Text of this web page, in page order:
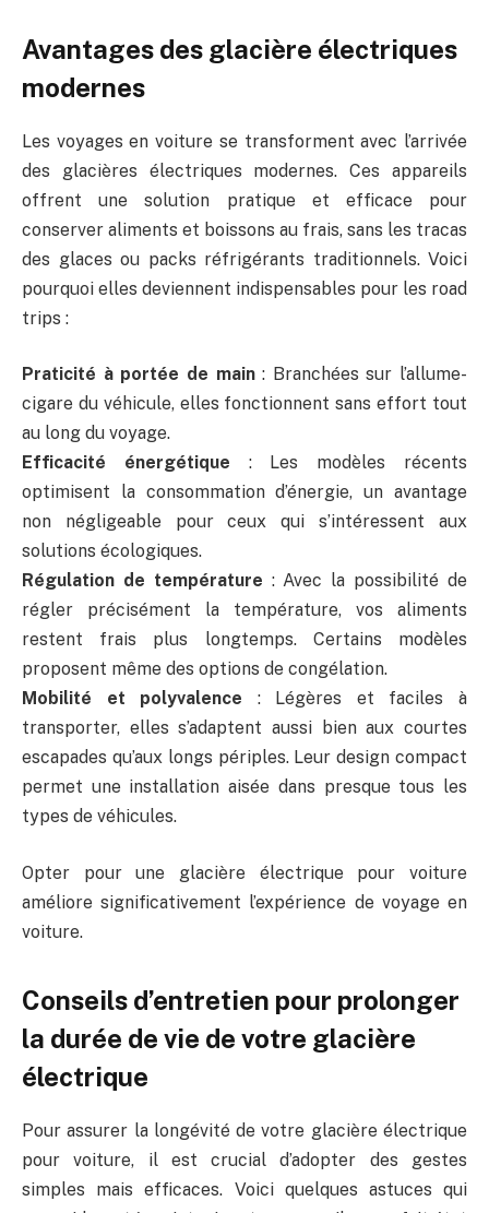
Avantages des glacière électriques
modernes
Les voyages en voiture se transforment avec l’arrivée
des glacières électriques modernes. Ces appareils
offrent une solution pratique et efficace pour
conserver aliments et boissons au frais, sans les tracas
des glaces ou packs réfrigérants traditionnels. Voici
pourquoi elles deviennent indispensables pour les road
trips :
Praticité à portée de main: Branchées sur l’allume-
cigare du véhicule, elles fonctionnent sans effort tout
au long du voyage.
Efficacité énergétique : Les modèles récents
optimisent la consommation d’énergie, un avantage
non négligeable pour ceux qui s’intéressent aux
solutions écologiques.
Régulation de température : Avec la possibilité de
régler précisément la température, vos aliments
restent frais plus longtemps. Certains modèles
proposent même des options de congélation.
Mobilité et polyvalence : Légères et faciles à
transporter, elles s’adaptent aussi bien aux courtes
escapades qu’aux longs périples. Leur design compact
permet une installation aisée dans presque tous les
types de véhicules.
Opter pour une glacière électrique pour voiture
améliore significativement l’expérience de voyage en
voiture.
Conseils d’entretien pour prolonger
la durée de vie de votre glacière
électrique
Pour assurer la longévité de votre glacière électrique
pour voiture, il est crucial d’adopter des gestes
simples mais efficaces. Voici quelques astuces qui